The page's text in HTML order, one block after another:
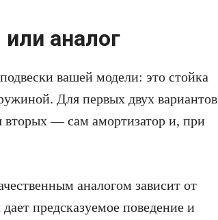
аналог
вашей модели: это стойка
Для первых двух вариантов
— сам амортизатор и, при
аналогом зависит от
предсказуемое поведение и